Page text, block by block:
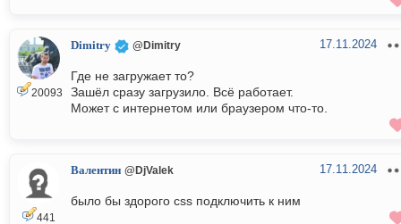
20093
Dimitry @Dimitry 17.11.2024
Где не загружает то?
Зашёл сразу загрузило. Всё работает.
Может с интернетом или браузером что-то.
441
Валентин @DjValek 17.11.2024
было бы здорого css подключить к ним